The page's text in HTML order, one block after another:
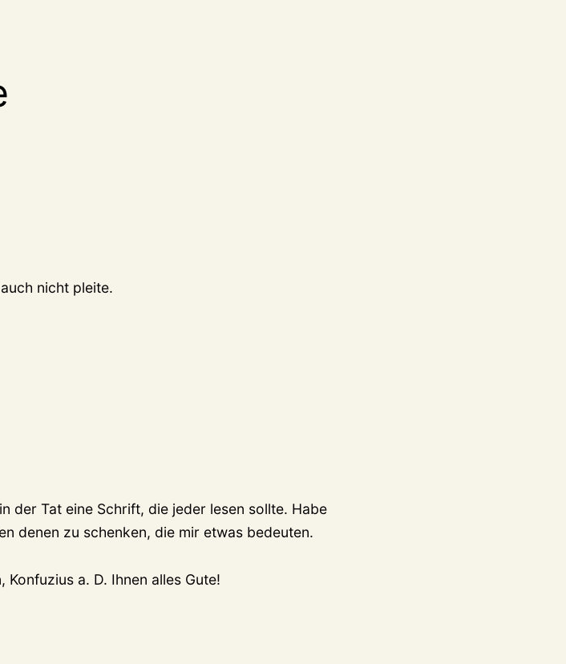
nicht pleite.
der Tat eine Schrift, die jeder lesen sollte. Habe
denen zu schenken, die mir etwas bedeuten.
a. D. Ihnen alles Gute!